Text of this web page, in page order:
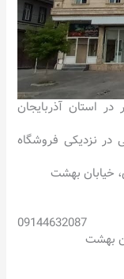
در استان آذربایجان
در نزدیکی فروشگاه
خیابان بهشت
09144632087
بهشت